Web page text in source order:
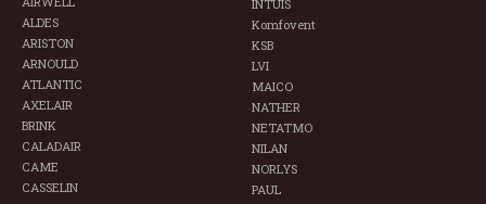
ALDES
ARISTON
ARNOULD
ATLANTIC
AXELAIR
BRINK
CALADAIR
CAME
CASSELIN
INTUIS
Komfovent
KSB
LVI
MAICO
NATHER
NETATMO
NILAN
NORLYS
PAUL